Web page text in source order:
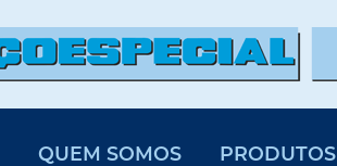
QUEM SOMOS PRODUTOS